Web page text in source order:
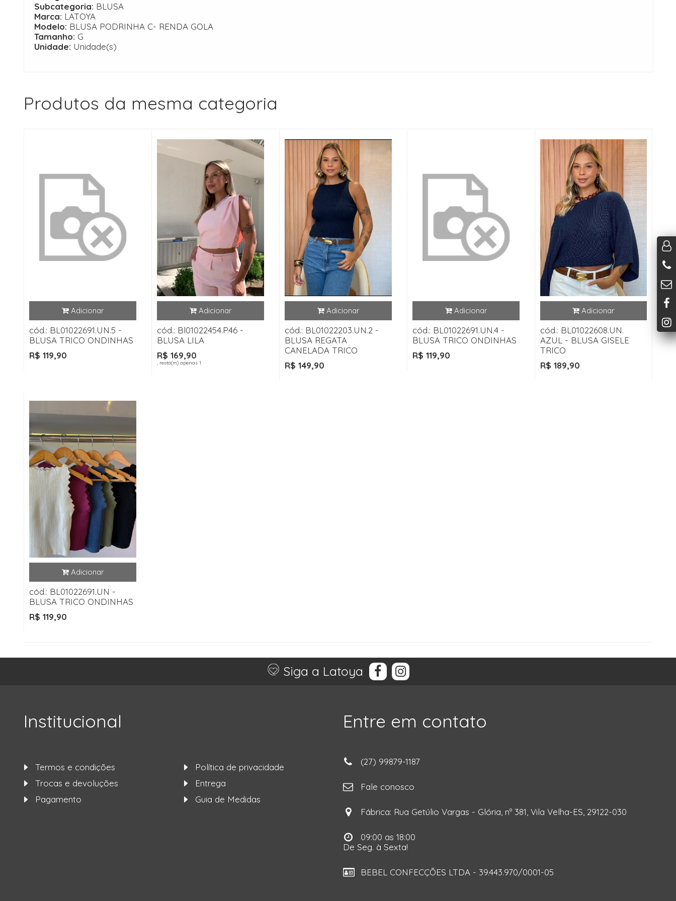
Subcategoria: BLUSA
Marca: LATOYA
Modelo: BLUSA PODRINHA C- RENDA GOLA
Tamanho: G
Unidade: Unidade(s)
Produtos da mesma categoria
cód.: BL01022691.UN.5 -
BLUSA TRICO ONDINHAS
R$ 119,90
cód.: Bl01022454.P.46 -
BLUSA LILA
R$ 169,90
, resta(m) apenas 1
cód.: BL01022203.UN.2 -
BLUSA REGATA
CANELADA TRICO
R$ 149,90
cód.: BL01022691.UN.4 -
BLUSA TRICO ONDINHAS
R$ 119,90
cód.: BL01022608.UN.
AZUL - BLUSA GISELE
TRICO
R$ 189,90
cód.: BL01022691.UN -
BLUSA TRICO ONDINHAS
R$ 119,90
Siga a Latoya
Institucional
Termos e condições
Política de privacidade
Trocas e devoluções
Entrega
Pagamento
Guia de Medidas
Entre em contato
(27) 99879-1187
Fale conosco
Fábrica: Rua Getúlio Vargas - Glória, nº 381, Vila Velha-ES, 29122-030
09:00 as 18:00
De Seg. à Sexta!
BEBEL CONFECÇÕES LTDA - 39.443.970/0001-05